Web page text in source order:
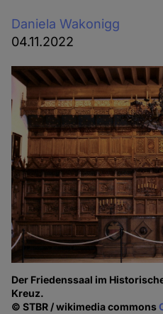
Daniela Wakonigg
04.11.2022
Der Friedenssaal im
Kreuz.
© STBR / wikimedia commons